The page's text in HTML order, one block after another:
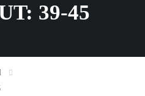
39-45